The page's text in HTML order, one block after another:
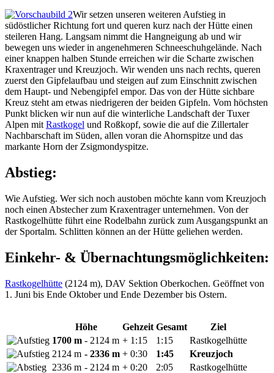
Wir setzen unseren weiteren Aufstieg in
südöstlicher Richtung fort und queren kurz nach der Hütte einen
steileren Hang. Langsam nimmt die Hangneigung ab und wir
bewegen uns wieder in angenehmeren Schneeschuhgelände. Nach
einer knappen halben Stunde erreichen wir die Scharte zwischen
Kraxentrager und Kreuzjoch. Wir wenden uns nach rechts, queren
zuerst den Gipfelaufbau und steigen auf zum Einschnitt zwischen
dem Haupt- und Nebengipfel empor. Das von der Hütte sichbare
Kreuz steht am etwas niedrigeren der beiden Gipfeln. Vom höchsten
Punkt blicken wir nun auf die winterliche Landschaft der Tuxer
Alpen mit Rastkogel und Roßkopf, sowie die auf die Zillertaler
Nachbarschaft im Süden, allen voran die Ahornspitze und das
markante Horn der Zsigmondyspitze.
Abstieg:
Wie Aufstieg. Wer sich noch austoben möchte kann vom Kreuzjoch
noch einen Abstecher zum Kraxentrager unternehmen. Von der
Rastkogelhütte führt eine Rodelbahn zurück zum Ausgangspunkt an
der Sportalm. Schlitten können an der Hütte geliehen werden.
Einkehr- & Übernachtungsmöglichkeiten:
Rastkogelhütte (2124 m), DAV Sektion Oberkochen. Geöffnet von
1. Juni bis Ende Oktober und Ende Dezember bis Ostern.
Höhe Gehzeit Gesamt
Ziel
1700 m - 2124 m + 1:15 1:15
Rastkogelhütte
2124 m - 2336 m + 0:30 1:45
Kreuzjoch
2336 m - 2124 m + 0:20 2:05
Rastkogelhütte